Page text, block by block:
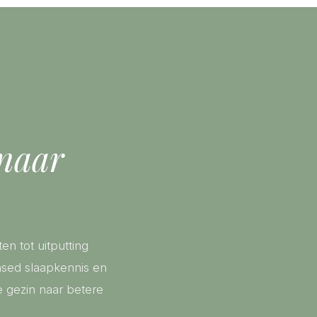
tot uitputting
slaapkennis en
gezin naar betere